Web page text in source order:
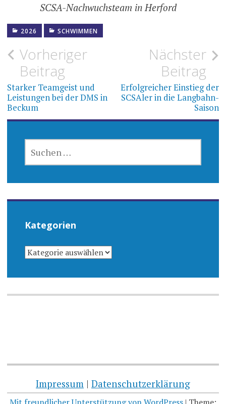
SCSA-Nachwuchsteam in Herford
2026 SCHWIMMEN
Beitragsnavigation
Vorheriger
Beitrag
Starker Teamgeist und
Leistungen bei der DMS in
Beckum
Nächster
Beitrag
Erfolgreicher Einstieg der
SCSAler in die Langbahn-
Saison
NACH:
Kategorien
KATEGORIEN
Impressum | Datenschutzerklärung